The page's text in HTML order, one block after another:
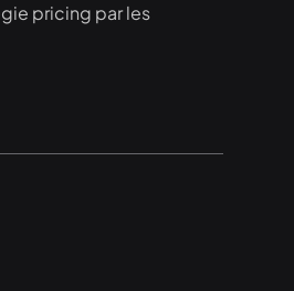
pricing par les